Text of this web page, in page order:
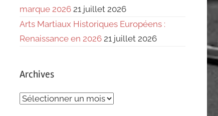
marque 2026 21 juillet 2026
Arts Martiaux Historiques Européens :
Renaissance en 2026 21 juillet 2026
Archives
Archives